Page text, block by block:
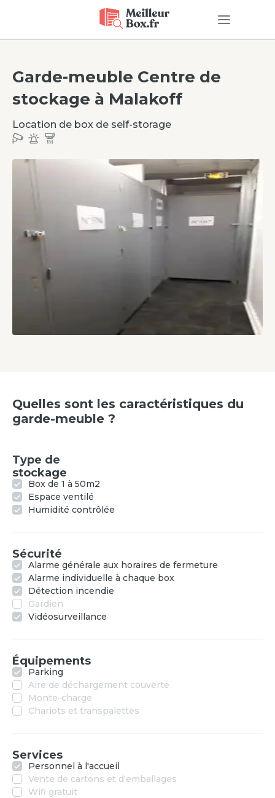
Garde-meuble Centre de
stockage à Malakoff
Location de box de self-storage
Quelles sont les caractéristiques du
garde-meuble ?
Type de
stockage
Box de 1 à 50m2
Espace ventilé
Humidité contrôlée
Sécurité
Alarme générale aux horaires de fermeture
Alarme individuelle à chaque box
Détection incendie
Gardien
Vidéosurveillance
Équipements
Parking
Aire de déchargement couverte
Monte-charge
Chariots et transpalettes
Services
Personnel à l'accueil
Vente de cartons et d'emballages
Wifi gratuit